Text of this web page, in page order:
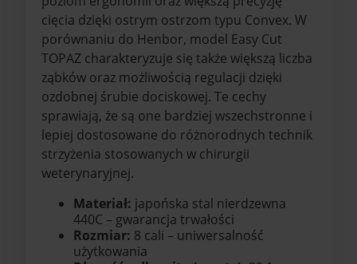
cięcia dzięki ostrym ostrzom typu Convex. W
porównaniu do Henbor, model Easy Cut
TOPAZ charakteryzuje się także większą liczba
ząbków oraz możliwością regulacji dzięki
ozdobnej śrubie dociskowej. Te cechy
sprawiają, że są one bardziej wszechstronne i
lepiej dostosowane do różnorodnych technik
strzyżenia stosowanych w chirurgii
weterynaryjnej.
Materiał: japońska stal nierdzewna
440C – gwarancja trwałości
Rozmiar: 8 cali – uniwersalność
użytkowania